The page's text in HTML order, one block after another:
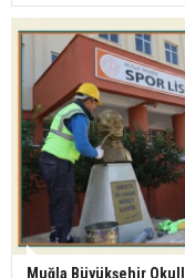
Muğla Büyükşehir